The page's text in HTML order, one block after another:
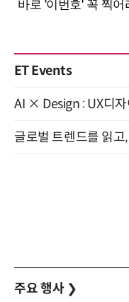
ET Events
주요 행사 ❯